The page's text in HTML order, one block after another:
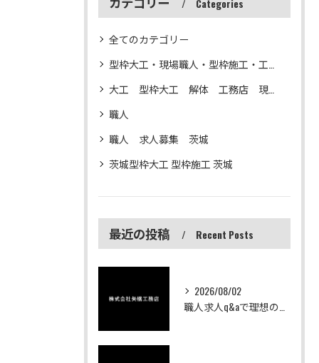
Categories
全てのカテゴリー
型枠大工・現場職人・型枠施工・工務店・解体
大工 型枠大工 解体 工務店 現場仕事
職人
職人 求人募集 茨城
茨城型枠大工 型枠施工 茨城
最近の投稿 Recent Posts
2026/08/02